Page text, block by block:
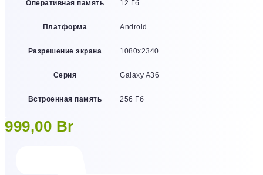
Оперативная память 12 Гб
Платформа Android
Разрешение экрана 1080х2340
Серия Galaxy A36
Встроенная память 256 Гб
999,00 Br